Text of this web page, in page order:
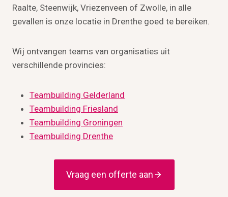
Raalte, Steenwijk, Vriezenveen of Zwolle, in alle
gevallen is onze locatie in Drenthe goed te bereiken.
Wij ontvangen teams van organisaties uit
verschillende provincies:
Teambuilding Gelderland
Teambuilding Friesland
Teambuilding Groningen
Teambuilding Drenthe
Vraag een offerte aan